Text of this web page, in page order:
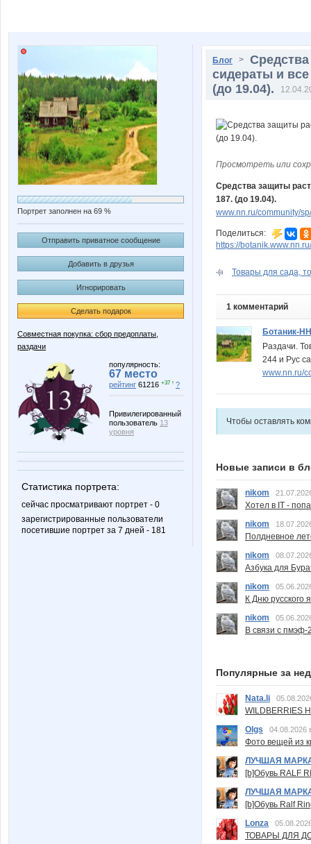
Портрет заполнен на 69 %
Отправить приватное сообщение
Добавить в друзья
Игнорировать
Сделать подарок
Совместная покупка: сбор предоплаты,
раздачи
популярность:
67 место
рейтинг 61216 +37 ↑ ?
Привилегированный
пользователь 13
уровня
Статистика портрета:
сейчас просматривают портрет - 0
зарегистрированные пользователи
посетившие портрет за 7 дней - 181
Блог >
сидераты и
(до 19.04).
Просмотреть или
Средства защиты
187. (до 19.04).
www.nn.ru/community/
Поделиться:
https://
Товары для сада,
1 комментарий
Ботаник-НН
Раздачи.
244 и Рус
www.nn.ru/
Чтобы оставлять
Новые записи в
nikom
Хотел в IT -
nikom
Полдневное
nikom
Азбука для
nikom
К Дню русского
nikom
В связи с пмэф-
Популярные за
Nata.li
Olgs
04.08.2026
Фото вещей из
ЛУЧШАЯ
[b]Обувь RALF
ЛУЧШАЯ
[b]Обувь Ralf
Lonza
ТОВАРЫ ДЛЯ